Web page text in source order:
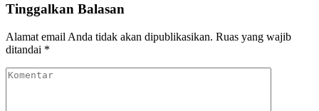
Tinggalkan Balasan
Alamat email Anda tidak akan dipublikasikan. Ruas yang wajib
ditandai *